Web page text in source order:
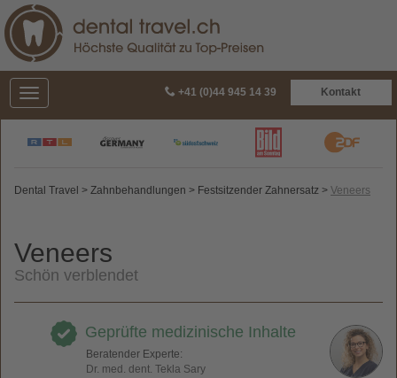
+41 (0)44 945 14 39 Kontakt
Dental Travel > Zahnbehandlungen > Festsitzender Zahnersatz > Veneers
Veneers
Schön verblendet
Geprüfte medizinische Inhalte
Beratender Experte:
Dr. med. dent. Tekla Sary